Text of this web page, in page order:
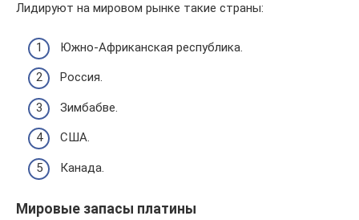
Лидируют на мировом рынке такие страны:
Южно-Африканская республика.
Россия.
Зимбабве.
США.
Канада.
Мировые запасы платины